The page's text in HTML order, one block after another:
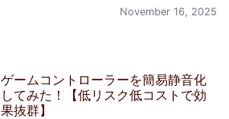
November 16, 2025
ゲームコントローラーを簡易静音化
してみた！【低リスク低コストで効
果抜群】